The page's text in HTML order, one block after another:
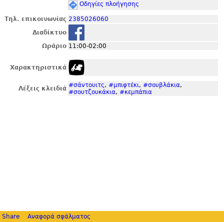
Οδηγίες πλοήγησης
Τηλ. επικοινωνίας 2385026060
Διαδίκτυο
Ωράριο 11:00-02:00
Χαρακτηριστικά
Λέξεις κλειδιά #σάντουιτς, #μπιφτέκι, #σουβλάκια,
#σουτζουκάκια, #κεμπάπια
Share Αναφορά σφάλματος